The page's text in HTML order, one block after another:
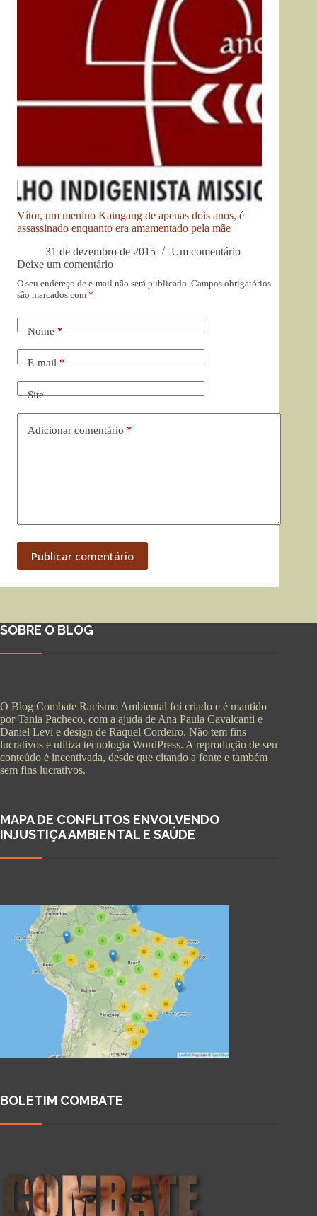
Vítor, um menino Kaingang de apenas dois anos, é
assassinado enquanto era amamentado pela mãe
31 de dezembro de 2015
Um comentário
Deixe um comentário
O seu endereço de e-mail não será publicado. Campos obrigatórios
são marcados com *
Nome*
E-mail*
Site
Adicionar comentário *
Publicar comentário
SOBRE O BLOG
O Blog Combate Racismo Ambiental foi criado e é mantido
por Tania Pacheco, com a ajuda de Ana Paula Cavalcanti e
Daniel Levi e design de Raquel Cordeiro. Não tem fins
lucrativos e utiliza tecnologia WordPress. A reprodução de seu
conteúdo é incentivada, desde que citando a fonte e também
sem fins lucrativos.
MAPA DE CONFLITOS ENVOLVENDO
INJUSTIÇA AMBIENTAL E SAÚDE
BOLETIM COMBATE